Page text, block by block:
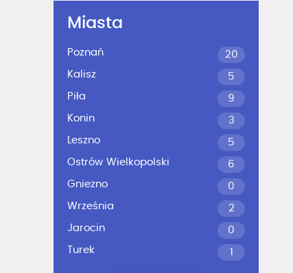
Miasta
Poznań
20
Kalisz
5
Piła
9
Konin
3
Leszno
5
Ostrów Wielkopolski
6
Gniezno
0
Września
2
Jarocin
0
Turek
1